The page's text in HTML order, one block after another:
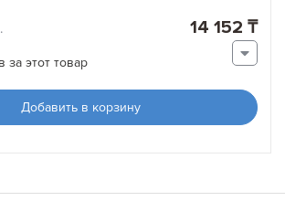
14 152 ₸
за этот товар
Добавить в корзину